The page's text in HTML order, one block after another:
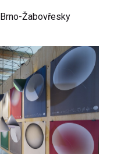
Žabovřesky